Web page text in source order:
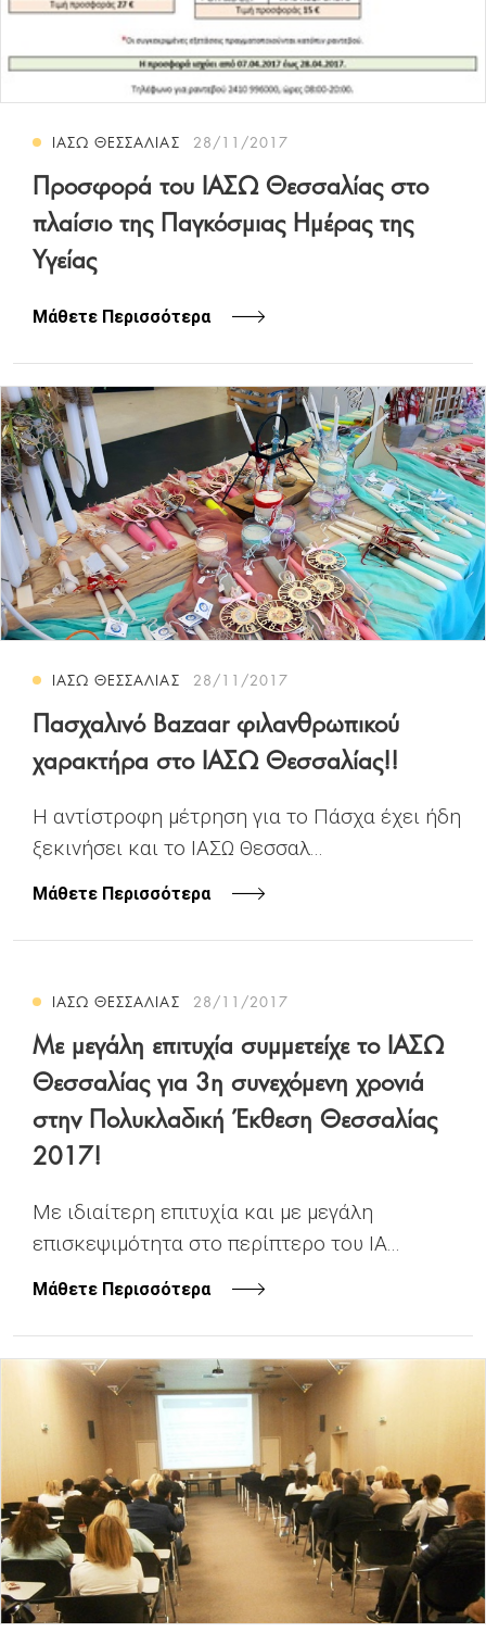
ΙΑΣΩ ΘΕΣΣΑΛΙΑΣ 28/11/2017
Προσφορά του ΙΑΣΩ Θεσσαλίας στο
πλαίσιο της Παγκόσμιας Ημέρας της
Υγείας
Μάθετε Περισσότερα
ΙΑΣΩ ΘΕΣΣΑΛΙΑΣ 28/11/2017
Πασχαλινό Bazaar φιλανθρωπικού
χαρακτήρα στο ΙΑΣΩ Θεσσαλίας!!
Η αντίστροφη μέτρηση για το Πάσχα έχει ήδη
ξεκινήσει και το ΙΑΣΩ Θεσσαλ...
Μάθετε Περισσότερα
ΙΑΣΩ ΘΕΣΣΑΛΙΑΣ 28/11/2017
Με μεγάλη επιτυχία συμμετείχε το ΙΑΣΩ
Θεσσαλίας για 3η συνεχόμενη χρονιά
στην Πολυκλαδική Έκθεση Θεσσαλίας
2017!
Με ιδιαίτερη επιτυχία και με μεγάλη
επισκεψιμότητα στο περίπτερο του ΙΑ...
Μάθετε Περισσότερα